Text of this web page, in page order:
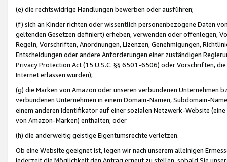
(e) die rechtswidrige Handlungen bewerben oder ausführen;
(f) sich an Kinder richten oder wissentlich personenbezogene Daten
geltenden Gesetzen definiert) erheben, verwenden oder offenlegen,
Regeln, Vorschriften, Anordnungen, Lizenzen, Genehmigungen,
Entscheidungen oder andere Anforderungen einer zuständigen
Privacy Protection Act (15 U.S.C. §§ 6501-6506) oder Vorschriften,
Internet erlassen wurden);
(g) die Marken von Amazon oder unseren verbundenen Unternehmen
verbundenen Unternehmen in einem Domain-Namen, Subdomain-
einem anderen Identifikator auf einer sozialen Netzwerk-Website
von Amazon-Marken) enthalten; oder
(h) die anderweitig geistige Eigentumsrechte verletzen.
Ob eine Website geeignet ist, legen wir nach unserem alleinigen
jederzeit die Möglichkeit den Antrag erneut zu stellen, sobald Sie